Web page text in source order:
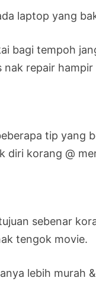
laptop yang
bagi tempoh
repair
tip yang
diri korang @
sebenar
tengok movie.
lebih murah